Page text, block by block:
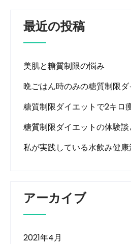
最近の投稿
美肌と糖質制限の悩み
晩ごはん時のみの糖質制限ダ
糖質制限ダイエットで2キロ
糖質制限ダイエットの体験
私が実践している水飲み健康
アーカイブ
2021年4月